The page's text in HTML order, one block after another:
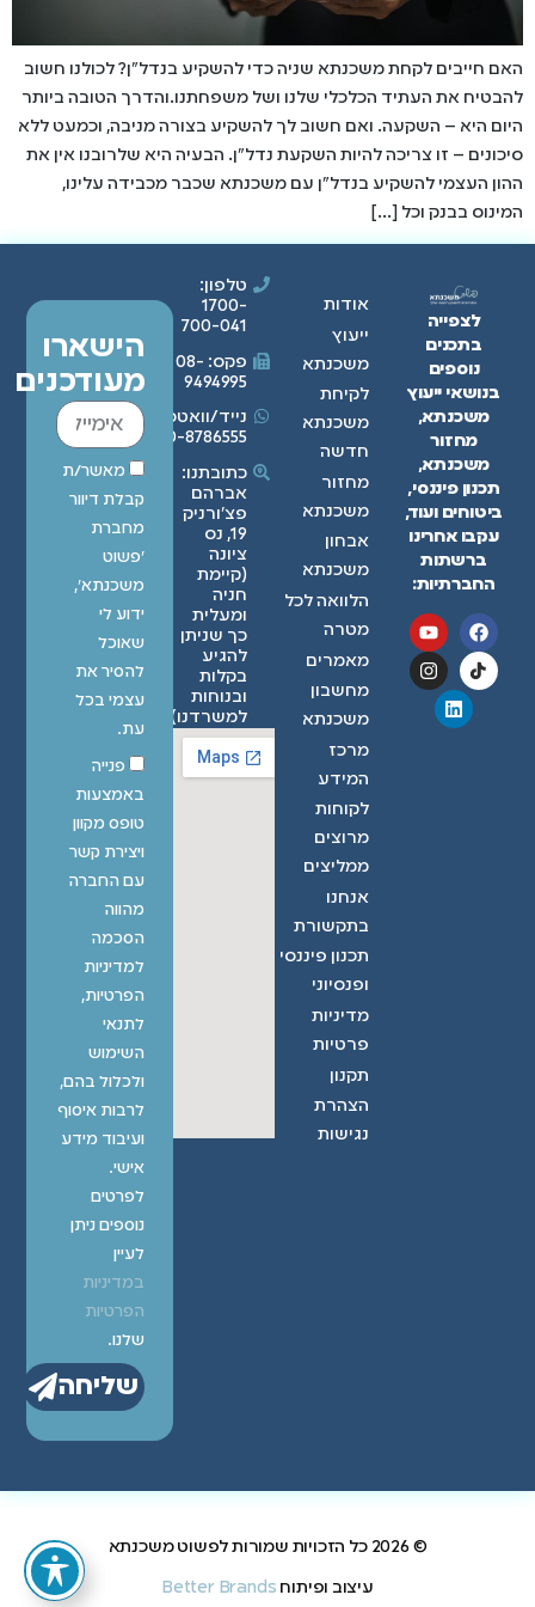
האם חייבים לקחת משכנתא שניה כדי להשקיע בנדל"ן? לכולנו חשוב
להבטיח את העתיד הכלכלי שלנו ושל משפחתנו.והדרך הטובה ביותר
היום היא – השקעה. ואם חשוב לך להשקיע בצורה מניבה, וכמעט ללא
סיכונים – זו צריכה להיות השקעת נדל"ן. הבעיה היא שלרובנו אין את
ההון העצמי להשקיע בנדל"ן עם משכנתא שכבר מכבידה עלינו,
המינוס בבנק וכל […]
לצפייה
בתכנים
נוספים
בנושאי ייעוץ
משכנתא,
מחזור
משכנתא,
תכנון פיננסי,
ביטוחים ועוד,
עקבו אחרינו
ברשתות
החברתיות:
אודות
ייעוץ
משכנתא
לקיחת
משכנתא
חדשה
מחזור
משכנתא
אבחון
משכנתא
הלוואה לכל
מטרה
מאמרים
מחשבון
משכנתא
מרכז
המידע
לקוחות
מרוצים
ממליצים
אנחנו
בתקשורת
תכנון פיננסי
ופנסיוני
מדיניות
פרטיות
תקנון
הצהרת
נגישות
טלפון:
1700-
700-041
פקס: 08-
9494995
נייד/וואטסאפ:
050-8786555
כתובתנו:
אברהם
פצ'ורניק
19, נס
ציונה
(קיימת
חניה
ומעלית
כך שניתן
להגיע
בקלות
ובנוחות
למשרדנו)
הישארו
מעודכנים
מאשר/ת
קבלת דיוור
מחברת
״פשוט
משכנתא״,
ידוע לי
שאוכל
להסיר את
עצמי בכל
עת.
פנייה
באמצעות
טופס מקוון
ויצירת קשר
עם החברה
מהווה
הסכמה
למדיניות
הפרטיות,
לתנאי
השימוש
ולכלול בהם,
לרבות איסוף
ועיבוד מידע
אישי.
לפרטים
נוספים ניתן
לעיין
במדיניות
הפרטיות
שלנו.
שליחה
© 2026 כל הזכויות שמורות לפשוט משכנתא
עיצוב ופיתוח Better Brands